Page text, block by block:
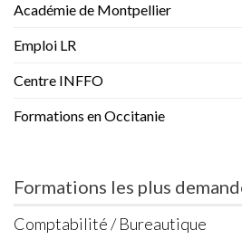
Académie de Montpellier
Emploi LR
Centre INFFO
Formations en Occitanie
Formations les plus
Comptabilité / Bureautique